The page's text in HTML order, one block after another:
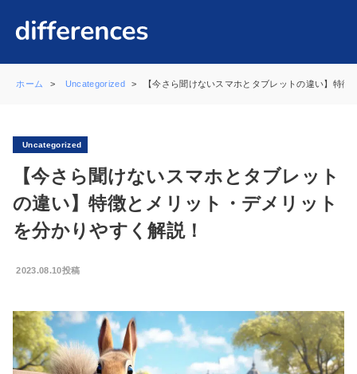
ホーム Uncategorized 【今さら聞けないスマホとタブレットの違い】特
Uncategorized
【今さら聞けないスマホとタブレット
の違い】特徴とメリット・デメリット
を分かりやすく解説！
2023.08.10投稿